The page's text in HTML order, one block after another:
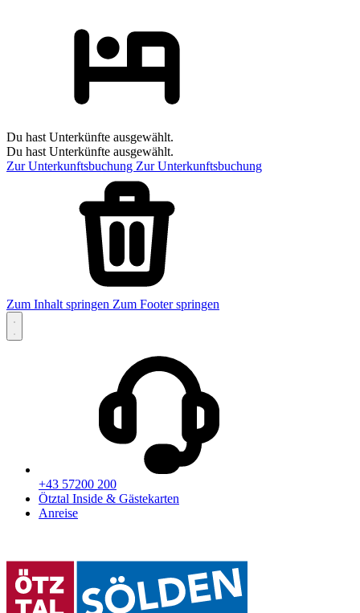
Du hast Unterkünfte ausgewählt.
Du hast Unterkünfte ausgewählt.
Zur Unterkunftsbuchung Zur Unterkunftsbuchung
Zum Inhalt springen Zum Footer springen
+43 57200 200
Ötztal Inside & Gästekarten
Anreise